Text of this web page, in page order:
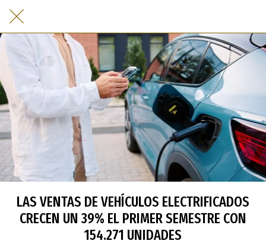
LAS VENTAS DE VEHÍCULOS ELECTRIFICADOS
CRECEN UN 39% EL PRIMER SEMESTRE CON
154.271 UNIDADES